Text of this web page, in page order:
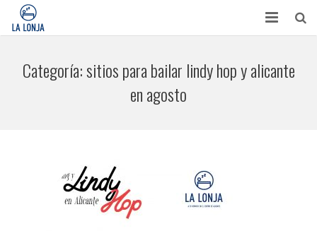
CONTACTO
Categoría:sitios para bailar lindy hop y alicante
en agosto